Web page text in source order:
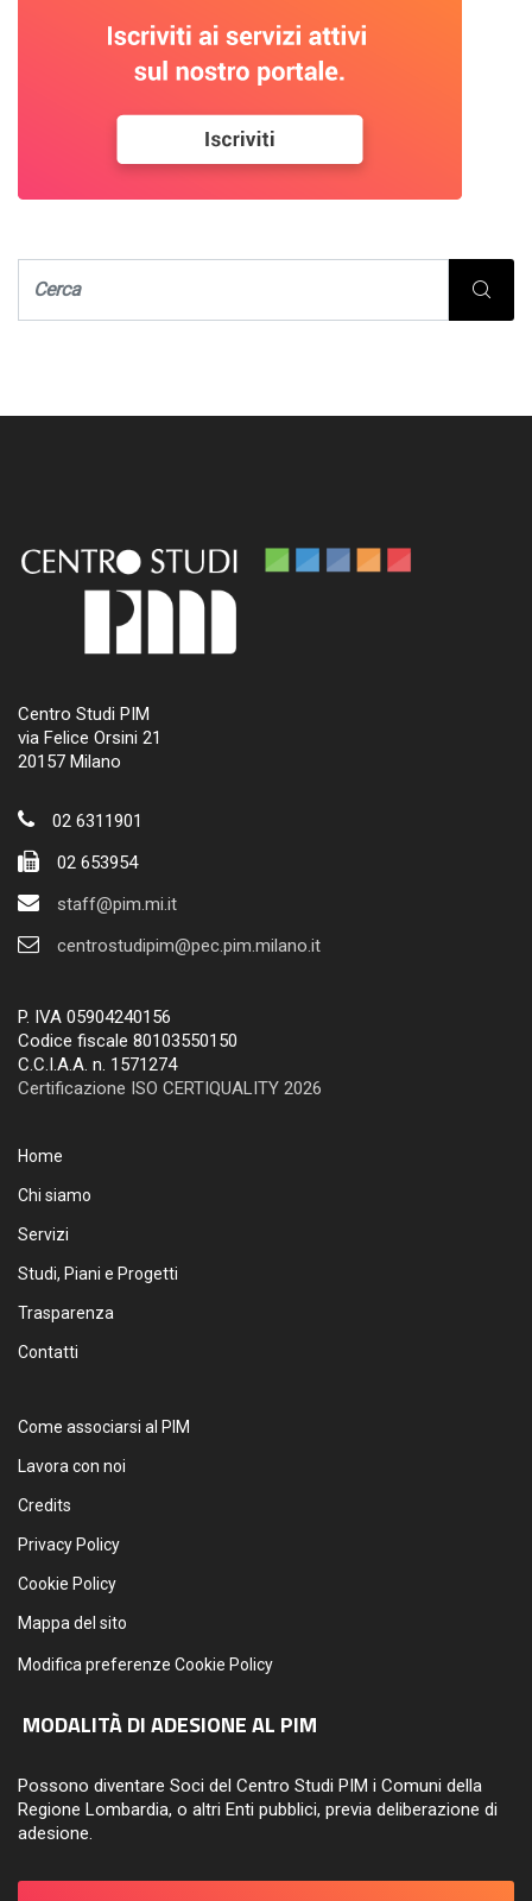
Centro Studi PIM
via Felice Orsini 21
20157 Milano
02 6311901
02 653954
staff@pim.mi.it
centrostudipim@pec.pim.milano.it
P. IVA 05904240156
Codice fiscale 80103550150
C.C.I.A.A. n. 1571274
Certificazione ISO CERTIQUALITY 2026
Home
Chi siamo
Servizi
Studi, Piani e Progetti
Trasparenza
Contatti
Come associarsi al PIM
Lavora con noi
Credits
Privacy Policy
Cookie Policy
Mappa del sito
Modifica preferenze Cookie Policy
MODALITÀ DI ADESIONE AL PIM
Possono diventare Soci del Centro Studi PIM i Comuni della
Regione Lombardia, o altri Enti pubblici, previa deliberazione di
adesione.